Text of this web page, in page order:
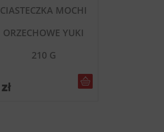
CIASTECZKA MOCHI
ORZECHOWE YUKI
210 G
zł